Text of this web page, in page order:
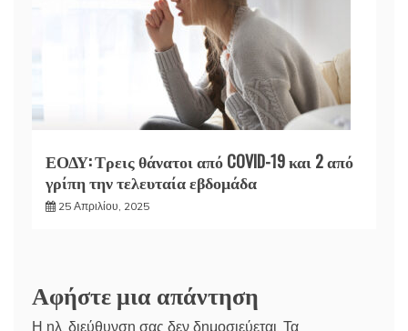
ΕΟΔΥ: Τρεις θάνατοι από COVID-19 και 2 από
γρίπη την τελευταία εβδομάδα
25 Απριλίου, 2025
Αφήστε μια απάντηση
Η ηλ. διεύθυνση σας δεν δημοσιεύεται. Τα